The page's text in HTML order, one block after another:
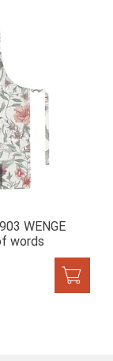
WENGE
words